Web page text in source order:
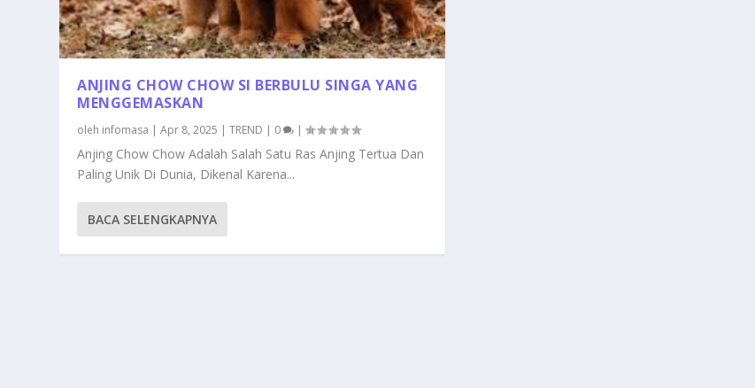
ANJING CHOW CHOW SI BERBULU SINGA YANG
MENGGEMASKAN
oleh infomasa |Apr 8, 2025 |TREND | 0 |
Anjing Chow Chow Adalah Salah Satu Ras Anjing Tertua Dan
Paling Unik Di Dunia, Dikenal Karena...
BACA SELENGKAPNYA